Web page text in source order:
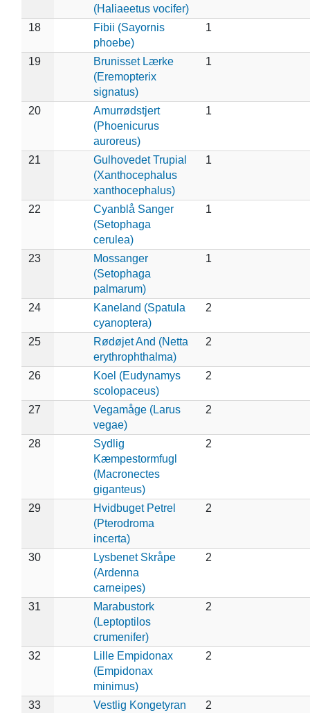
(Haliaeetus vocifer)
18
Fibii (Sayornis
phoebe)
1
19
Brunisset Lærke
(Eremopterix
signatus)
1
20
Amurrødstjert
(Phoenicurus
auroreus)
1
21
Gulhovedet Trupial
(Xanthocephalus
xanthocephalus)
1
22
Cyanblå Sanger
(Setophaga
cerulea)
1
23
Mossanger
(Setophaga
palmarum)
1
24
Kaneland (Spatula
cyanoptera)
2
25
Rødøjet And (Netta
erythrophthalma)
2
26
Koel (Eudynamys
scolopaceus)
2
27
Vegamåge (Larus
vegae)
2
28
Sydlig
Kæmpestormfugl
(Macronectes
giganteus)
2
29
Hvidbuget Petrel
(Pterodroma
incerta)
2
30
Lysbenet Skråpe
(Ardenna
carneipes)
2
31
Marabustork
(Leptoptilos
crumenifer)
2
32
Lille Empidonax
(Empidonax
minimus)
2
33
Vestlig Kongetyran
2